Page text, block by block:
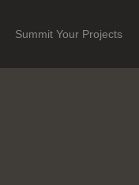
Summit Your Projects